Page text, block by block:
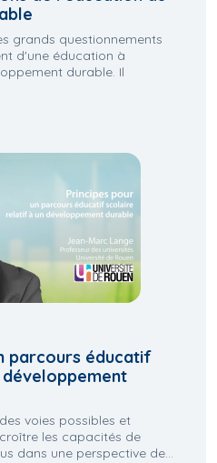
grands questionnements
d'une éducation à
durable. Il
parcours éducatif
voies possibles et
les capacités de
dans une perspective de...